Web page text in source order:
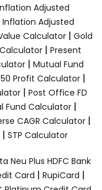
Adjusted
Inflation Adjusted
Calculator | Gold
| Present
| Mutual Fund
Profit Calculator|
| Post Office FD
Fund Calculator|
CAGR Calculator |
| STP Calculator
Neu Plus HDFC Bank
Card | RupiCard |